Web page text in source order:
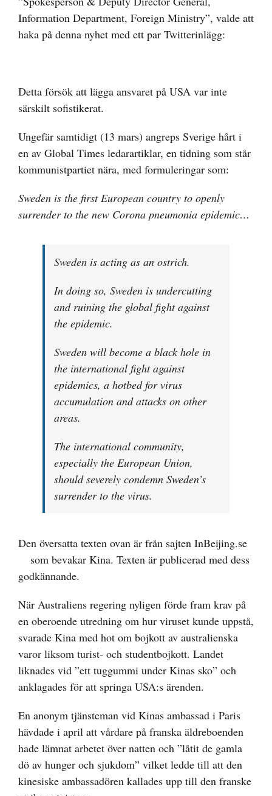
Information Department, Foreign Ministry”, valde att
haka på denna nyhet med ett par Twitterinlägg:
Detta försök att lägga ansvaret på USA var inte
särskilt sofistikerat.
Ungefär samtidigt (13 mars) angreps Sverige hårt i
en av Global Times ledarartiklar, en tidning som står
kommunistpartiet nära, med formuleringar som:
Sweden is the first European country to openly
surrender to the new Corona pneumonia epidemic…
Sweden is acting as an ostrich.
In doing so, Sweden is undercutting
and ruining the global fight against
the epidemic.
Sweden will become a black hole in
the international fight against
epidemics, a hotbed for virus
accumulation and attacks on other
areas.
The international community,
especially the European Union,
should severely condemn Sweden’s
surrender to the virus.
Den översatta texten ovan är från sajten InBeijing.se
som bevakar Kina. Texten är publicerad med dess
godkännande.
När Australiens regering nyligen förde fram krav på
en oberoende utredning om hur viruset kunde uppstå,
svarade Kina med hot om bojkott av australienska
varor liksom turist- och studentbojkott. Landet
liknades vid ”ett tuggummi under Kinas sko” och
anklagades för att springa USA:s ärenden.
En anonym tjänsteman vid Kinas ambassad i Paris
hävdade i april att vårdare på franska äldreboenden
hade lämnat arbetet över natten och ”låtit de gamla
dö av hunger och sjukdom” vilket ledde till att den
kinesiske ambassadören kallades upp till den franske